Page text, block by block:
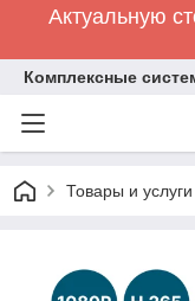
Актуальную
Комплексные
Товары и услуги